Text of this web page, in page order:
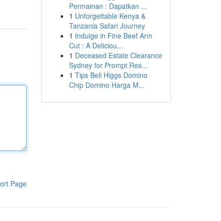
Page
Permainan : Dapatkan ...
1 Unforgettable Kenya &
Tanzania Safari Journey
1 Indulge in Fine Beef Arm
Cut : A Deliciou...
1 Deceased Estate Clearance
Sydney for Prompt Res...
1 Tips Beli Higgs Domino
Chip Domino Harga M...